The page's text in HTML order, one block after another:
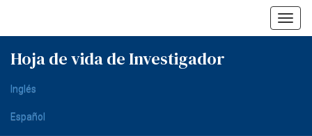
Hoja de vida de Investigador
Inglés
Español